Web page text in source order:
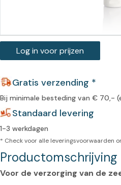
Log in voor prijzen
Gratis verzending *
Bij minimale besteding van € 70,-
Standaard levering
1-3 werkdagen
* Check voor alle leveringsvoorwaarden
Productomschrijving
Voor de verzorging van de